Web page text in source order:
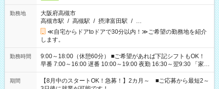
勤務地
大阪府高槻市
高槻市駅 / 高槻駅 / 摂津富田駅 / …
≪自宅からドアtoドアで30分以内！≫ご希望の勤務地を紹介
します。
勤務時間
9:00～18:00（休憩60分） ■ご希望があれば下記シフトもOK！
早番 7:00～16:00 遅番 10:00～19:00 夜勤 16:30～翌9:30 「家族
と休みを合わせたい」 「余裕を持って夕飯の準備がしたい」
「できれば残業はしたくない」 など、ご希望を教えてください
ね。 ※Wワーク希望の方へ 今ご覧のお仕事で希望する勤務時間
期間
【8月中のスタートOK！急募！】2カ月～ ■ご応募から最短2～